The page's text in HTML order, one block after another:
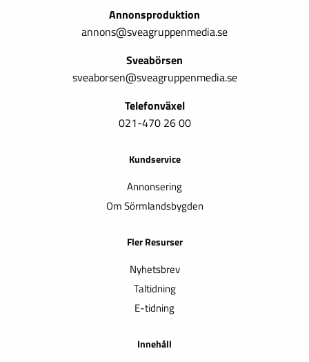
Annonsproduktion
annons@sveagruppenmedia.se
Sveabörsen
sveaborsen@sveagruppenmedia.se
Telefonväxel
021-470 26 00
Kundservice
Annonsering
Om Sörmlandsbygden
Fler Resurser
Nyhetsbrev
Taltidning
E-tidning
Innehåll